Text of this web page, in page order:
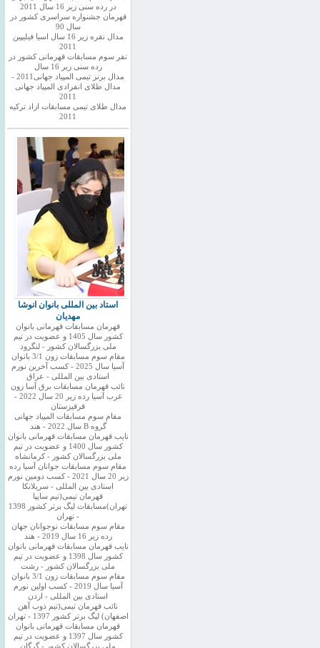
در رده سنی زیر 16 سال 2011
قهرمان جشنواره سراسری کشور در
سال 90
مدال نقره زیر 16 سال اسیا فیلیپین
2011
نفر سوم مسابقات قهرمانی کشور در
رده سنی زیر 16 سال
مدال برنز تیمی المپیاد جهانی2011 -
مدال طلای انفرادی المپیاد جهانی
2011
مدال طلای تیمی مسابقات ازاد ترکیه
2011
استاد بین المللی بانوان انوشا
مهدیان
قهرمان مسابقات قهرمانی بانوان
کشور سال 1405 و عضویت در تیم
ملی بزرگسالان کشور - لنگرود
مقام سوم مسابقات زون 3/1 بانوان
آسیا سال 2025 - کسب آخرین نورم
استادی بین المللی - عراق
نائب قهرمان مسابقات برق آسا زون
غرب آسیا رده زیر 20 سال 2022 -
قرقیزستان
مقام سوم مسابقات المپیاد جهانی
گروه B سال 2022 - هند
نایب قهرمان مسابقات قهرمانی بانوان
کشور سال 1400 و عضویت در تیم
ملی بزرگسالان کشور - کرمانشاه
مقام سوم مسابقات جوانان آسیا رده
زیر 20 سال 2021 - کسب دومین نورم
استادی بین المللی - سریلانکا
قهرمان تیمی(تیم سایپا
تهران)مسابقات لیگ برتر کشور 1398
- تهران
مقام سوم مسابقات نوجوانان جهان
رده زیر 16 سال 2019 - هند
نایب قهرمان مسابقات قهرمانی بانوان
کشور سال 1398 و عضویت در تیم
ملی بزرگسالان کشور - رشت
مقام سوم مسابقات زون 3/1 بانوان
آسیا سال 2019 - کسب اولین نورم
استادی بین المللی - اردن
نائب قهرمان تیمی(تیم ذوب آهن
اصفهان) لیگ برتر کشور 1397 - تهران
قهرمان مسابقات قهرمانی بانوان
کشور سال 1397 و عضویت در تیم
ملی بزرگسالان کشور - گرگان